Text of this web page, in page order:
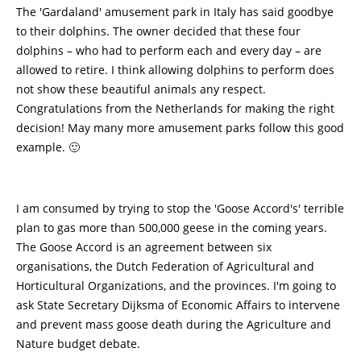
The 'Gardaland' amusement park in Italy has said goodbye
to their dolphins. The owner decided that these four
dolphins – who had to perform each and every day – are
allowed to retire. I think allowing dolphins to perform does
not show these beautiful animals any respect.
Congratulations from the Netherlands for making the right
decision! May many more amusement parks follow this good
example. 🙂
I am consumed by trying to stop the 'Goose Accord's' terrible
plan to gas more than 500,000 geese in the coming years.
The Goose Accord is an agreement between six
organisations, the Dutch Federation of Agricultural and
Horticultural Organizations, and the provinces. I'm going to
ask State Secretary Dijksma of Economic Affairs to intervene
and prevent mass goose death during the Agriculture and
Nature budget debate.